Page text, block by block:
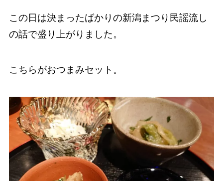
この日は決まったばかりの新潟まつり民謡流し
の話で盛り上がりました。
こちらがおつまみセット。